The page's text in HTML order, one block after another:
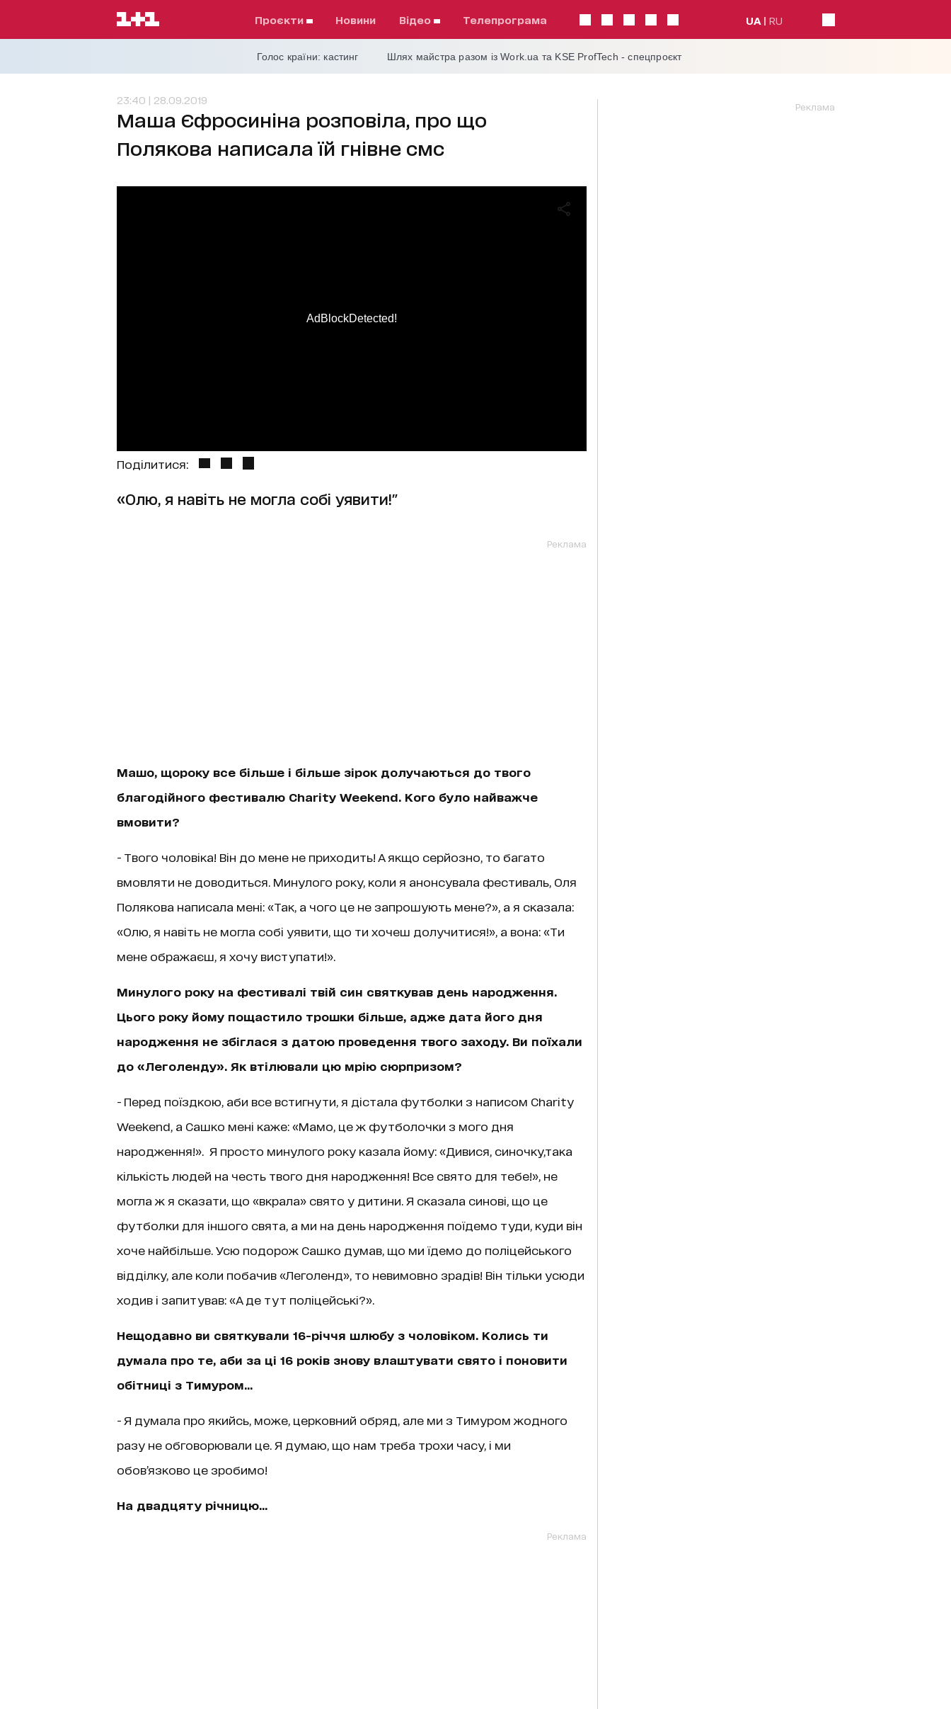
проєкти Новини відео телепрограма UA RU
Голос країни: кастинг Шлях майстра разом із Work.ua та KSE ProfTech - спецпроєкт
23:40 | 28.09.2019
Маша Єфросиніна розповіла, про що
Полякова написала їй гнівне смс
AdBlockDetected!
Поділитися:
«Олю, я навіть не могла собі уявити!"
Реклама
Машо, щороку все більше і більше зірок долучаються до твого
благодійного фестивалю Charity Weekend. Кого було найважче
вмовити?
- Твого чоловіка! Він до мене не приходить! А якщо серйозно, то багато
вмовляти не доводиться. Минулого року, коли я анонсувала фестиваль, Оля
Полякова написала мені: «Так, а чого це не запрошують мене?», а я сказала:
«Олю, я навіть не могла собі уявити, що ти хочеш долучитися!», а вона: «Ти
мене ображаєш, я хочу виступати!».
Минулого року на фестивалі твій син святкував день народження.
Цього року йому пощастило трошки більше, адже дата його дня
народження не збіглася з датою проведення твого заходу. Ви поїхали
до «Леголенду». Як втілювали цю мрію сюрпризом?
- Перед поїздкою, аби все встигнути, я дістала футболки з написом Charity
Weekend, а Сашко мені каже: «Мамо, це ж футболочки з мого дня
народження!». Я просто минулого року казала йому: «Дивися, синочку,така
кількість людей на честь твого дня народження! Все свято для тебе!», не
могла ж я сказати, що «вкрала» свято у дитини. Я сказала синові, що це
футболки для іншого свята, а ми на день народження поїдемо туди, куди він
хоче найбільше. Усю подорож Сашко думав, що ми їдемо до поліцейського
відділку, але коли побачив «Леголенд», то невимовно зрадів! Він тільки усюди
ходив і запитував: «А де тут поліцейські?».
Нещодавно ви святкували 16-річчя шлюбу з чоловіком. Колись ти
думала про те, аби за ці 16 років знову влаштувати свято і поновити
обітниці з Тимуром…
- Я думала про якийсь, може, церковний обряд, але ми з Тимуром жодного
разу не обговорювали це. Я думаю, що нам треба трохи часу, і ми
обов’язково це зробимо!
На двадцяту річницю…
Реклама
Реклама